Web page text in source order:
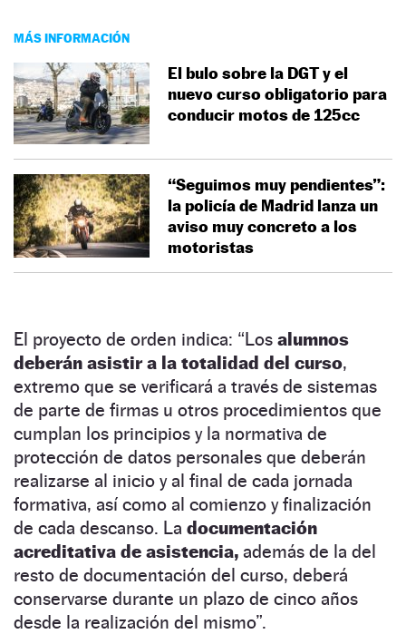
MÁS INFORMACIÓN
El bulo sobre la DGT y el
nuevo curso obligatorio para
conducir motos de 125cc
“Seguimos muy pendientes”:
la policía de Madrid lanza un
aviso muy concreto a los
motoristas
El proyecto de orden indica: “Los alumnos
deberán asistir a la totalidad del curso,
extremo que se verificará a través de sistemas
de parte de firmas u otros procedimientos que
cumplan los principios y la normativa de
protección de datos personales que deberán
realizarse al inicio y al final de cada jornada
formativa, así como al comienzo y finalización
de cada descanso. La documentación
acreditativa de asistencia, además de la del
resto de documentación del curso, deberá
conservarse durante un plazo de cinco años
desde la realización del mismo”.